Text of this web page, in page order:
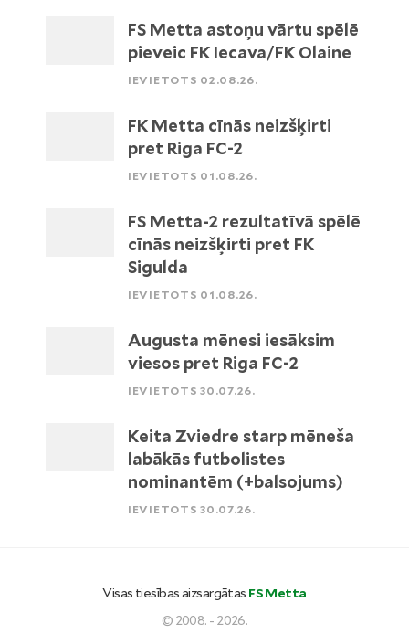
FS Metta astoņu vārtu spēlē
pieveic FK Iecava/FK Olaine
IEVIETOTS 02.08.26.
FK Metta cīnās neizšķirti
pret Riga FC-2
IEVIETOTS 01.08.26.
FS Metta-2 rezultatīvā spēlē
cīnās neizšķirti pret FK
Sigulda
IEVIETOTS 01.08.26.
Augusta mēnesi iesāksim
viesos pret Riga FC-2
IEVIETOTS 30.07.26.
Keita Zviedre starp mēneša
labākās futbolistes
nominantēm (+balsojums)
IEVIETOTS 30.07.26.
Visas tiesības aizsargātas FS Metta
© 2008. - 2026.